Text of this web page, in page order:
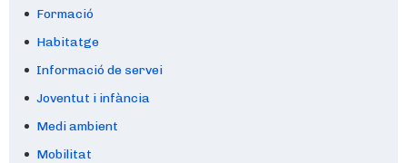
Formació
Habitatge
Informació de servei
Joventut i infància
Medi ambient
Mobilitat